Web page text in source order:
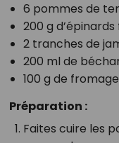
6 pommes de
200 g d’épinards
2 tranches de
200 ml de
100 g de
Préparation :
Faites cuire les